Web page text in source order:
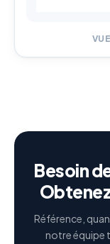
Besoin
Référence,
notre équipe